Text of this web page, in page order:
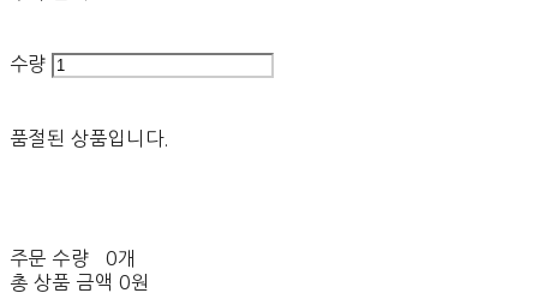
수량
품절된 상품입니다.
주문 수량
0개
총 상품 금액 0원